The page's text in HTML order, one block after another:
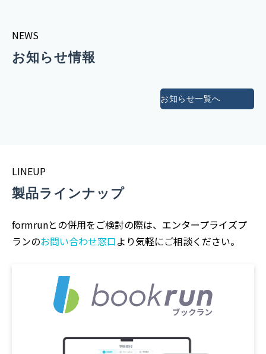
NEWS
お知らせ情報
お知らせ一覧へ
LINEUP
製品ラインナップ
formrunとの併用をご検討の際は、エンタープライズプ
ランのお問い合わせ窓口より気軽にご相談ください。